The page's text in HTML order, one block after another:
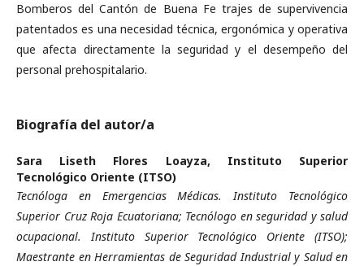
Bomberos del Cantón de Buena Fe trajes de supervivencia
patentados es una necesidad técnica, ergonómica y operativa
que afecta directamente la seguridad y el desempeño del
personal prehospitalario.
Biografía del autor/a
Sara Liseth Flores Loayza, Instituto Superior
Tecnológico Oriente (ITSO)
Tecnóloga en Emergencias Médicas. Instituto Tecnológico
Superior Cruz Roja Ecuatoriana; Tecnólogo en seguridad y salud
ocupacional. Instituto Superior Tecnológico Oriente (ITSO);
Maestrante en Herramientas de Seguridad Industrial y Salud en